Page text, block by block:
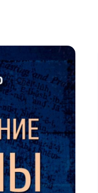
Історія
Книги
Лідерство
Церковні
Служіння
Публіцистика